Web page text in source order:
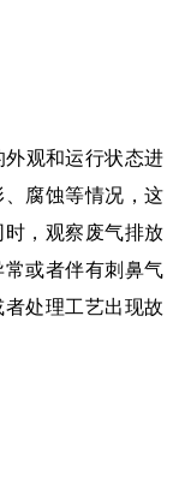
观和运行状态进
腐蚀等情况，这
，观察废气排放
或者伴有刺鼻气
处理工艺出现故